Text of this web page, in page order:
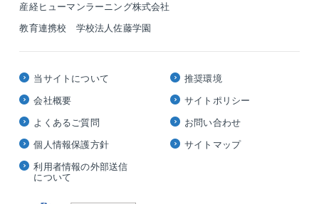
産経ヒューマンラーニング株式会社
教育連携校 学校法人佐藤学園
当サイトについて
会社概要
よくあるご質問
個人情報保護方針
利用者情報の外部送信
について
推奨環境
サイトポリシー
お問い合わせ
サイトマップ